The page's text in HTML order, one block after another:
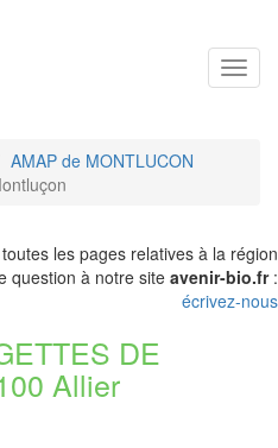
AMAP de MONTLUCON
les pages relatives à la région
question à notre site avenir-bio.fr:
écrivez-nous
DE
Allier